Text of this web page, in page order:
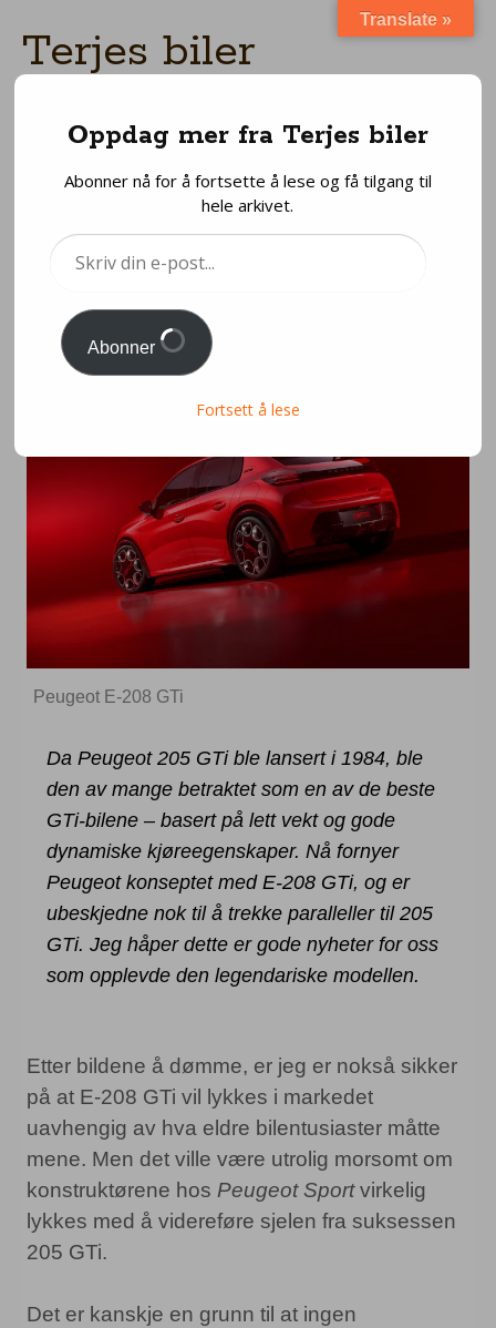
Terjes biler
Menu
content
Peugeot E-208 GTi
fornyer konseptet
Peugeot E-208 GTi
Da Peugeot 205 GTi ble lansert i 1984, ble
den av mange betraktet som en av de beste
GTi-bilene – basert på lett vekt og gode
dynamiske kjøreegenskaper. Nå fornyer
Peugeot konseptet med E-208 GTi, og er
ubeskjedne nok til å trekke paralleller til 205
GTi. Jeg håper dette er gode nyheter for oss
som opplevde den legendariske modellen.
Etter bildene å dømme, er jeg er nokså sikker
på at E-208 GTi vil lykkes i markedet
uavhengig av hva eldre bilentusiaster måtte
mene. Men det ville være utrolig morsomt om
konstruktørene hos Peugeot Sportvirkelig
lykkes med å videreføre sjelen fra suksessen
205 GTi.
Det er kanskje en grunn til at ingen
Translate »
Oppdag mer fra Terjes biler
Abonner nå for å fortsette å lese og få tilgang til
hele arkivet.
Skriv
Abonner
Fortsett å lese